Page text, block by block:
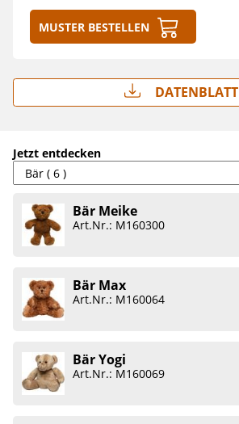
Muster bestellen
Datenblatt
Jetzt entdecken
Bär Meike
Art.Nr.: M160300
Bär Max
Art.Nr.: M160064
Bär Yogi
Art.Nr.: M160069